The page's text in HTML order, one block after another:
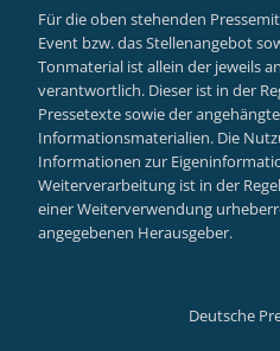
Für die oben stehenden
Event bzw. das Stellenangebot
Tonmaterial ist allein der jeweils
verantwortlich. Dieser ist in der
Pressetexte sowie der
Informationsmaterialien. Die
Informationen zur
Weiterverarbeitung ist in der
einer Weiterverwendung
angegebenen Herausgeber.
Deutsche